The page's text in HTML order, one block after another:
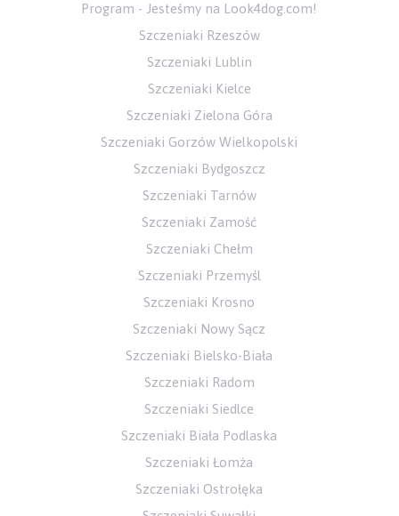
Program - Jesteśmy na Look4dog.com!
Szczeniaki Rzeszów
Szczeniaki Lublin
Szczeniaki Kielce
Szczeniaki Zielona Góra
Szczeniaki Gorzów Wielkopolski
Szczeniaki Bydgoszcz
Szczeniaki Tarnów
Szczeniaki Zamość
Szczeniaki Chełm
Szczeniaki Przemyśl
Szczeniaki Krosno
Szczeniaki Nowy Sącz
Szczeniaki Bielsko-Biała
Szczeniaki Radom
Szczeniaki Siedlce
Szczeniaki Biała Podlaska
Szczeniaki Łomża
Szczeniaki Ostrołęka